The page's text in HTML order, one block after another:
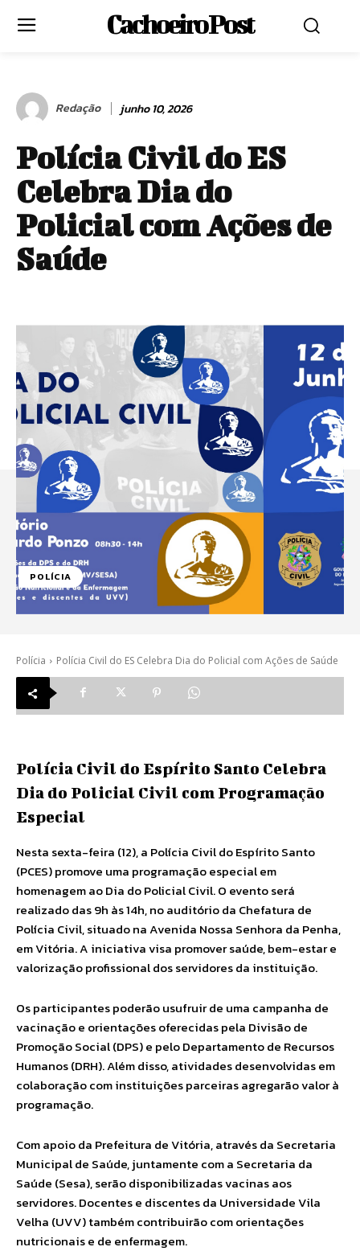
Cachoeiro Post
Redação junho 10, 2026
Polícia Civil do ES
Celebra Dia do
Policial com Ações de
Saúde
POLÍCIA
Polícia Polícia Civil do ES Celebra Dia do Policial com Ações de Saúde
Polícia Civil do Espírito Santo Celebra
Dia do Policial Civil com Programação
Especial
Nesta sexta-feira (12), a Polícia Civil do Espírito Santo
(PCES) promove uma programação especial em
homenagem ao Dia do Policial Civil. O evento será
realizado das 9h às 14h, no auditório da Chefatura de
Polícia Civil, situado na Avenida Nossa Senhora da Penha,
em Vitória. A iniciativa visa promover saúde, bem-estar e
valorização profissional dos servidores da instituição.
Os participantes poderão usufruir de uma campanha de
vacinação e orientações oferecidas pela Divisão de
Promoção Social (DPS) e pelo Departamento de Recursos
Humanos (DRH). Além disso, atividades desenvolvidas em
colaboração com instituições parceiras agregarão valor à
programação.
Com apoio da Prefeitura de Vitória, através da Secretaria
Municipal de Saúde, juntamente com a Secretaria da
Saúde (Sesa), serão disponibilizadas vacinas aos
servidores. Docentes e discentes da Universidade Vila
Velha (UVV) também contribuirão com orientações
nutricionais e de enfermagem.